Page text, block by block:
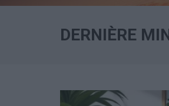
DERNIÈRE